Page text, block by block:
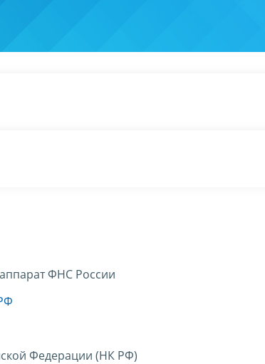
ФНС России
Федерации (НК РФ)